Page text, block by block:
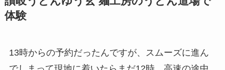
体験
13時からの予約だったんですが、スムーズに進ん